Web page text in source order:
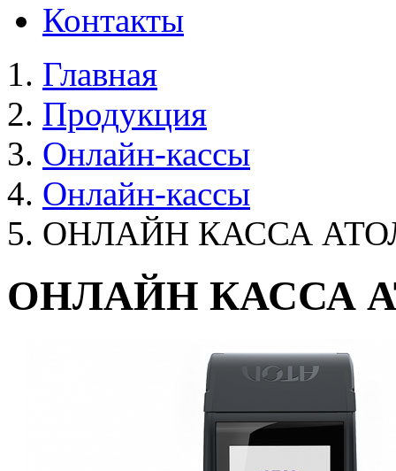
Контакты
Главная
Продукция
Онлайн-кассы
Онлайн-кассы
ОНЛАЙН КАССА
ОНЛАЙН КАССА